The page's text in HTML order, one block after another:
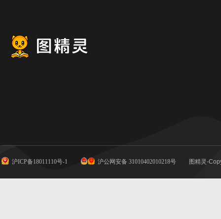
沪ICP备18011110号-1 沪公网安备 31010402010218号 图精灵-